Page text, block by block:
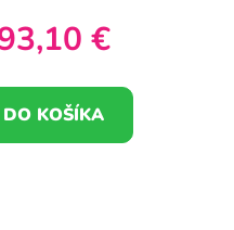
€
DO KOŠÍKA